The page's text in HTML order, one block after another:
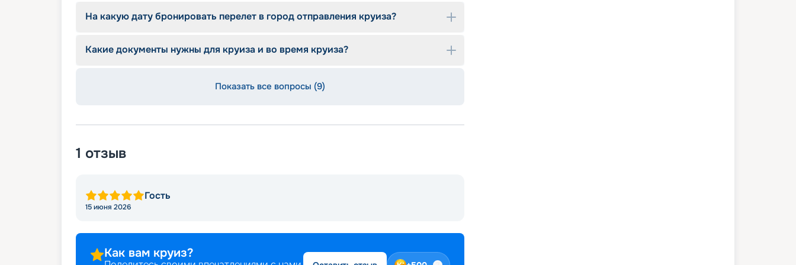
Бар у бассейна;
Тренажерный зал под открытым небом;
Стойка регистрации 24 часа.
На какую дату бронировать перелет в город отправления круиза?
Какие документы нужны для круиза и во время круиза?
Показать все вопросы (9)
1 отзыв
Гость
15 июня 2026
Как вам круиз?